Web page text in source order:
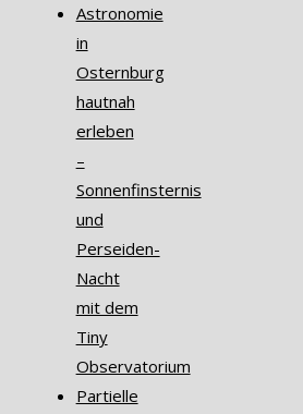
Astronomie
in
Osternburg
hautnah
erleben
–
Sonnenfinsternis
und
Perseiden-
Nacht
mit dem
Tiny
Observatorium
Partielle